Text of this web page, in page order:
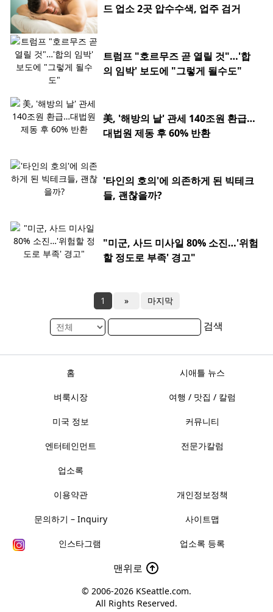
드 업소 2곳 압수수색, 업주 검거
트럼프 "호르무즈 곧 열릴 것"…'합
의 임박' 보도에 "그렇게 될수도"
美, '해방의 날' 관세 140조원 환급…
대법원 제동 후 60% 반환
'타인의 호의'에 의존하게 된 빅테크
들, 괜찮을까?
"미군, 사드 미사일 80% 소진…'위험
할 정도로 부족' 경고"
1 » 마지막
검색
홈 시애틀 뉴스
벼룩시장 여행 / 맛집 / 칼럼
미국 정보 커뮤니티
엔터테인먼트 전문가칼럼
업소록
이용약관 개인정보정책
문의하기 – Inquiry 사이트맵
인스타그램 업소록 등록
맨위로
© 2006-2026 KSeattle.com.
All Rights Reserved.